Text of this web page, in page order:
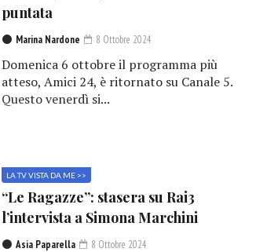
puntata
Marina Nardone 8 Ottobre 2024
Domenica 6 ottobre il programma più
atteso, Amici 24, è ritornato su Canale 5.
Questo venerdì si...
LA TV VISTA DA ME >>
“Le Ragazze”: stasera su Rai3
l’intervista a Simona Marchini
Asia Paparella 8 Ottobre 2024